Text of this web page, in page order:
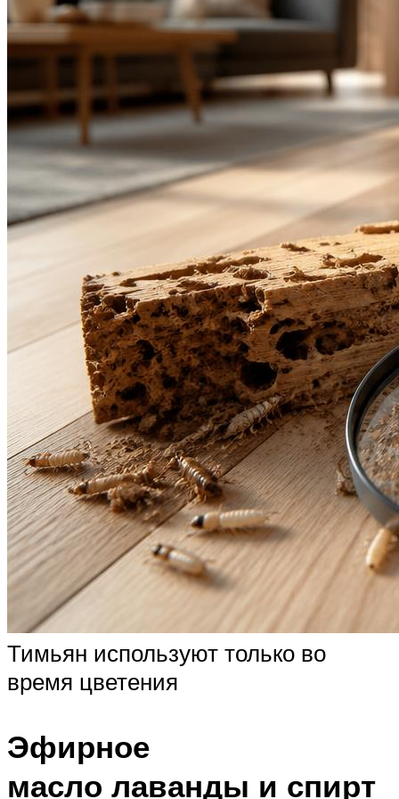
Тимьян используют только во
время цветения
Эфирное
масло лаванды и спирт